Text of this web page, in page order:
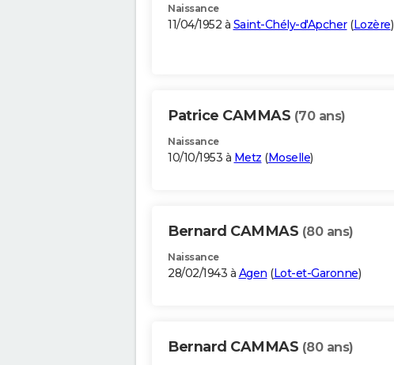
Naissance
11/04/1952 à Saint-Chély-d'Apcher(Lozère)
Patrice CAMMAS (70 ans)
Naissance
10/10/1953 à Metz (Moselle)
Bernard CAMMAS (80 ans)
Naissance
28/02/1943 à Agen (Lot-et-Garonne)
Bernard CAMMAS (80 ans)